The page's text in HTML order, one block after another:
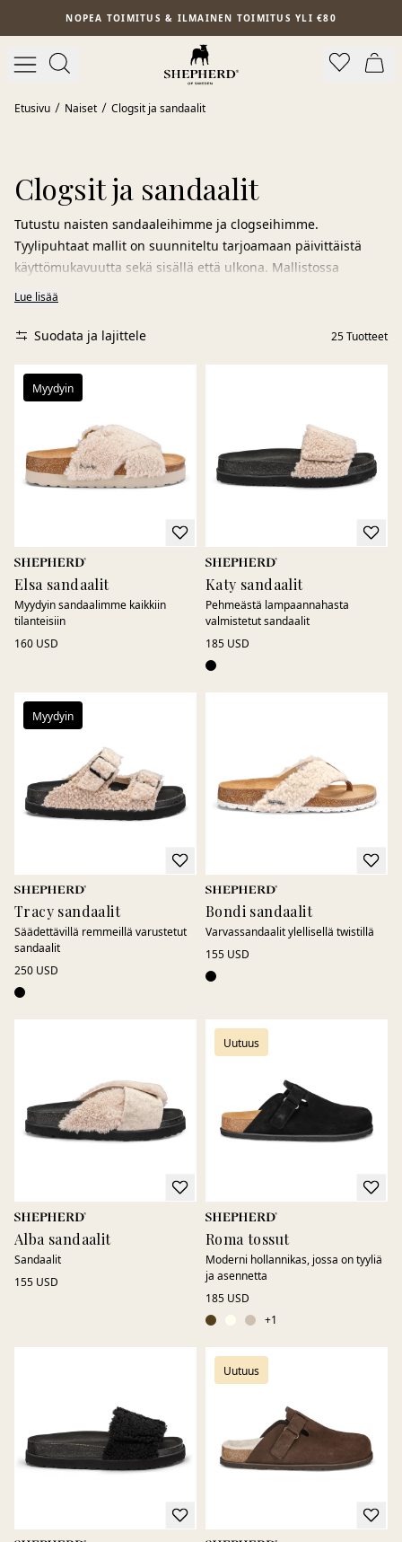
Siirry pääsisältöönNOPEA TOIMITUS & ILMAINEN TOIMITUS YLI €80
Etusivu Naiset Clogsit ja sandaalit
Clogsit ja sandaalit
Tutustu naisten sandaaleihimme ja clogseihimme.
Tyylipuhtaat mallit on suunniteltu tarjoamaan päivittäistä
käyttömukavuutta sekä sisällä että ulkona. Mallistossa
yhdistyvät toiminnallisuus, ajaton muotoilu ja huolellisesti
tarjoavat miellyttävän tunteen koko päiväksi.
Monissa malleissamme on anatomisesti muotoiltu pehmeä
pohjallinen, joka antaa lisätukea ja keventää kuormitusta
säätelevät ominaisuudet auttavat pitämään jalat mukavan
tuntuisina ympäri vuoden, viileistä aamuista aina lämpimiin
kesäpäiviin.
päivinä, kun taas clogsit tarjoavat vakaata käyttömukavuutta
ja helppokäyttöisyyttä arjessa. Olitpa kotona, liikkeellä tai
nauttimassa vapaa-ajasta, valikoimasta löytyy malleja
jokaiseen tilanteeseen.
Lue lisää
Suodata ja lajittele 25Tuotteet
Myydyin
Elsa sandaalit
Myydyin sandaalimme kaikkiin
tilanteisiin
160 USD
Katy sandaalit
Pehmeästä lampaannahasta
valmistetut sandaalit
185 USD
Myydyin
Tracy sandaalit
Säädettävillä remmeillä varustetut
sandaalit
250 USD
Bondi sandaalit
Varvassandaalit ylellisellä twistillä
155 USD
Alba sandaalit
Sandaalit
155 USD
Uutuus
Roma tossut
Moderni hollannikas, jossa on tyyliä
ja asennetta
185 USD
+1
Uutuus